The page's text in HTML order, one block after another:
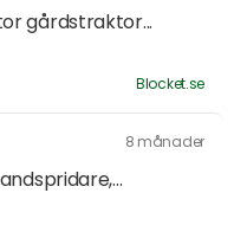
gårdstraktor...
Blocket.se
8 månader